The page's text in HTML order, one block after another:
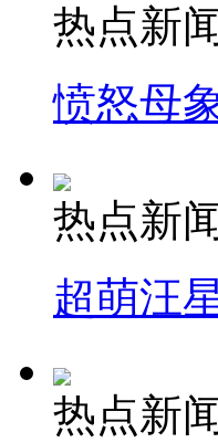
热点新
愤怒母
热点新
超萌汪
热点新